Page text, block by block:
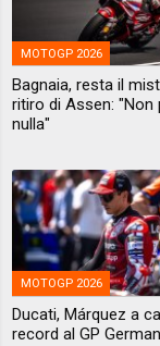
MOTOGP 2026
Bagnaia, resta il
ritiro di Assen: "Non
nulla"
MOTOGP 2026
Ducati, Márquez a
record al GP